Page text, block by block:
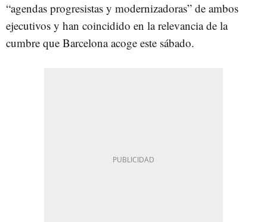
“agendas progresistas y modernizadoras” de ambos
ejecutivos y han coincidido en la relevancia de la
cumbre que Barcelona acoge este sábado.